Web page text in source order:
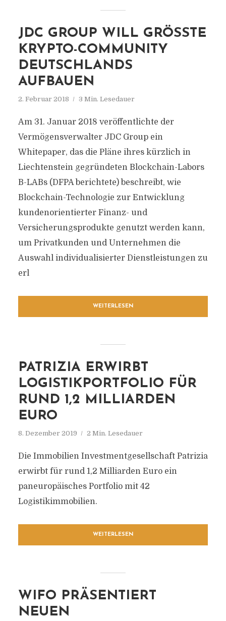
JDC GROUP WILL GRÖSSTE K
RYPTO-COMMUNITY D
EUTSCHLANDS A
UFBAUEN
2. Februar 2018 3 Min. Lesedauer
Am 31. Januar 2018 veröffentlichte der
Vermögensverwalter JDC Group ein
Whitepaper, das die Pläne ihres kürzlich in
Liechtenstein gegründeten Blockchain-Labors
B-LABs (DFPA berichtete) beschreibt, wie
Blockchain-Technologie zur Entwicklung
kundenorientierter Finanz- und
Versicherungsprodukte genutzt werden kann,
um Privatkunden und Unternehmen die
Auswahl individualisierter Dienstleistungen zu
erl
WEITERLESEN
PATRIZIA ERWIRBT
LOGISTIKPORTFOLIO FÜR
RUND 1,2 MILLIARDEN
EURO
8. Dezember 2019 2 Min. Lesedauer
Die Immobilien Investmentgesellschaft Patrizia
erwirbt für rund 1,2 Milliarden Euro ein
paneuropäisches Portfolio mit 42
Logistikimmobilien.
WEITERLESEN
WIFO PRÄSENTIERT
NEUEN